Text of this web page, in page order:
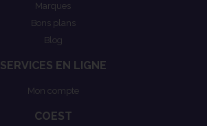
Marques
Bons plans
Blog
SERVICES EN LIGNE
Mon compte
COEST